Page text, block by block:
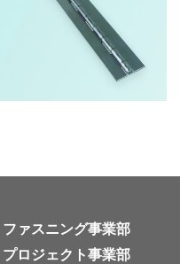
ファスニング事業部
プロジェクト事業部